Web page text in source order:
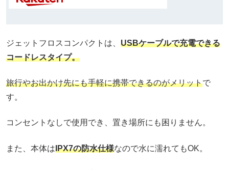
ジェットフロスコンパクトは、 USBケーブルで充電できる
コードレスタイプ。
旅行やお出かけ先にも手軽に携帯できるのがメリットで
す。
コンセントなしで使用でき、置き場所にも困りません。
また、本体はIPX7の防水仕様なので水に濡れてもOK。